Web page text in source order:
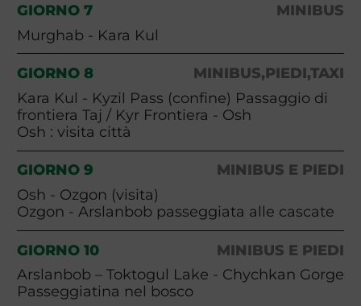
GIORNO 7
MINIBUS
Murghab - Kara Kul
GIORNO 8
MINIBUS,PIEDI,TAXI
Kara Kul - Kyzil Pass (confine) Passaggio di
frontiera Taj / Kyr Frontiera - Osh
Osh : visita città
GIORNO 9
MINIBUS E PIEDI
Osh - Ozgon (visita)
Ozgon - Arslanbob passeggiata alle cascate
GIORNO 10
MINIBUS E PIEDI
Arslanbob – Toktogul Lake - Chychkan Gorge
Passeggiatina nel bosco